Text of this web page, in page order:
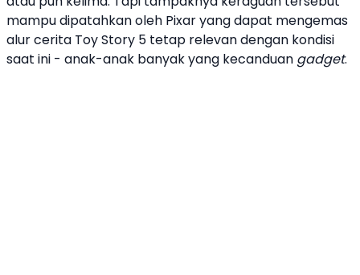
mampu dipatahkan oleh Pixaryang dapat mengemas
alur cerita Toy Story 5 tetap relevan dengan kondisi
saat ini - anak-anak banyak yang kecanduan gadget.